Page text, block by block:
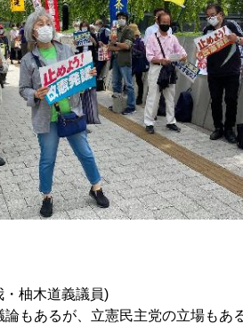
柚木道義議員)
もあるが、立憲民主党の立場もあ